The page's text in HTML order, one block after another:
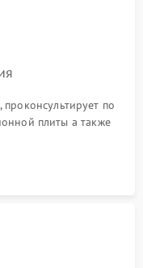
по
плиты а также